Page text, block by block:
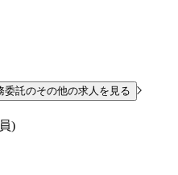
託のその他の求人を見る
)